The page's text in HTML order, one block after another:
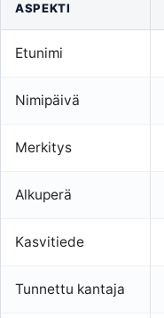
ASPEKTI
Etunimi
Nimipäivä
Merkitys
Alkuperä
Kasvitiede
Tunnettu kantaja